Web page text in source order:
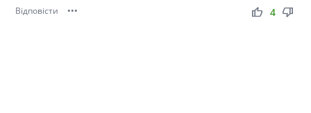
Відповісти ••• thumb_up thumb_down
4